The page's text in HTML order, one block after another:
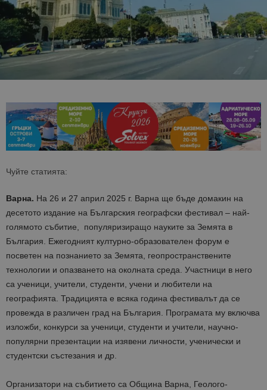
Чуйте статията:
Варна. На 26 и 27 април 2025 г. Варна ще бъде домакин на
десетото издание на Българския географски фестивал – най-
голямото събитие, популяризиращо науките за Земята в
България. Ежегодният културно-образователен форум е
посветен на познанието за Земята, геопространствените
технологии и опазването на околната среда. Участници в него
са ученици, учители, студенти, учени и любители на
географията. Традицията е всяка година фестивалът да се
провежда в различен град на България. Програмата му включва
изложби, конкурси за ученици, студенти и учители, научно-
популярни презентации на изявени личности, ученически и
студентски състезания и др.
Организатори на събитието са Община Варна, Геолого-